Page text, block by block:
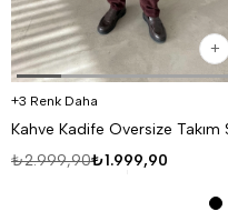
3 Renk Daha
₺1.999,90
₺2.999,90